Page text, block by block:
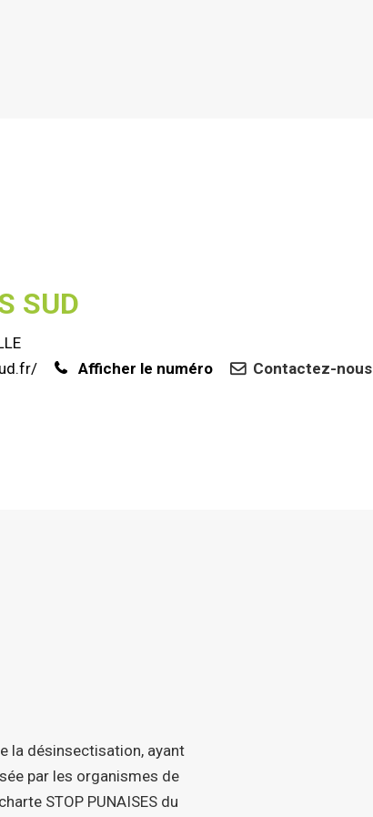
SUD
Afficher le numéro Contactez-nous
la désinsectisation, ayant
par les organismes de
STOP PUNAISES du